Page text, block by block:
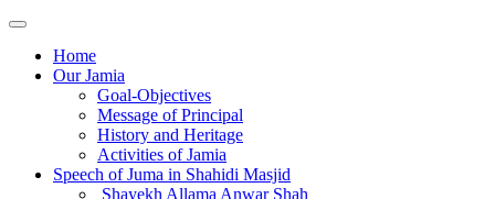
Home
Our Jamia
Goal-Objectives
Message of Principal
History and Heritage
Activities of Jamia
Speech of Juma in Shahidi Masjid
Shayekh Allama Anwar Shah